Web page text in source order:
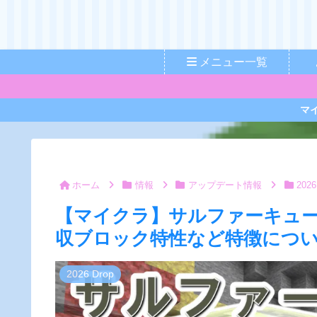
メニュー一覧
マ
ホーム 情報 アップデート情報
【マイクラ】サルファーキュ
収ブロック特性など特徴につ
2026 Drop